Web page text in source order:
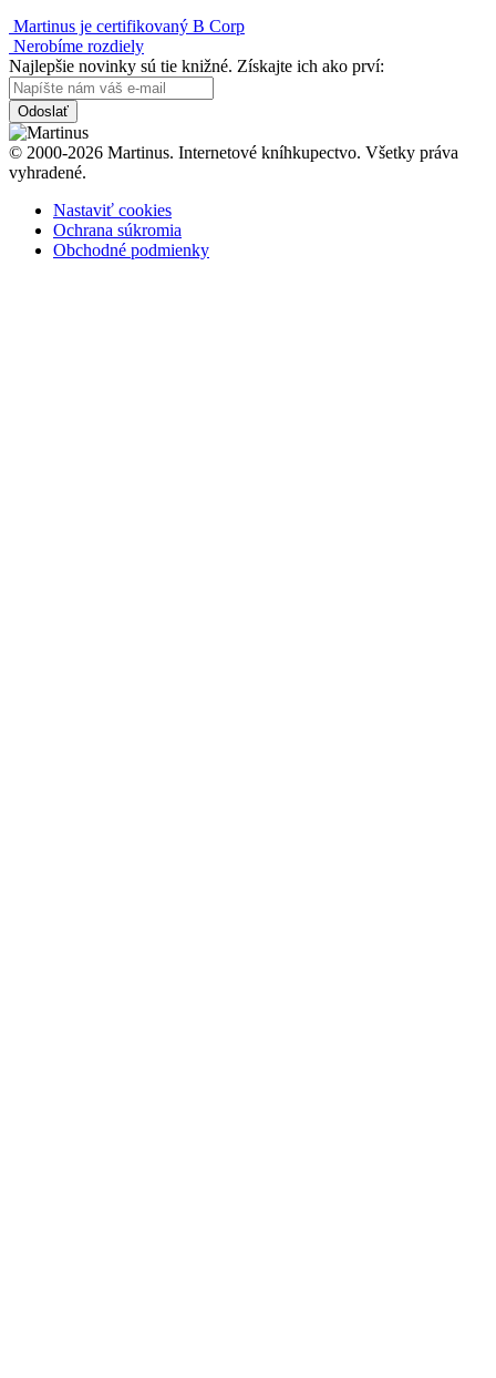
Martinus je certifikovaný B Corp
Nerobíme rozdiely
Najlepšie novinky sú tie knižné. Získajte ich ako prví:
Odoslať
© 2000-2026 Martinus. Internetové kníhkupectvo. Všetky práva
vyhradené.
Nastaviť cookies
Ochrana súkromia
Obchodné podmienky